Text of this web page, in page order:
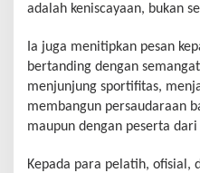
adalah keniscayaan, bukan
Ia juga menitipkan pesan
bertanding dengan
menjunjung sportifitas,
membangun persaudaraan
maupun dengan peserta
Kepada para pelatih, ofisial,